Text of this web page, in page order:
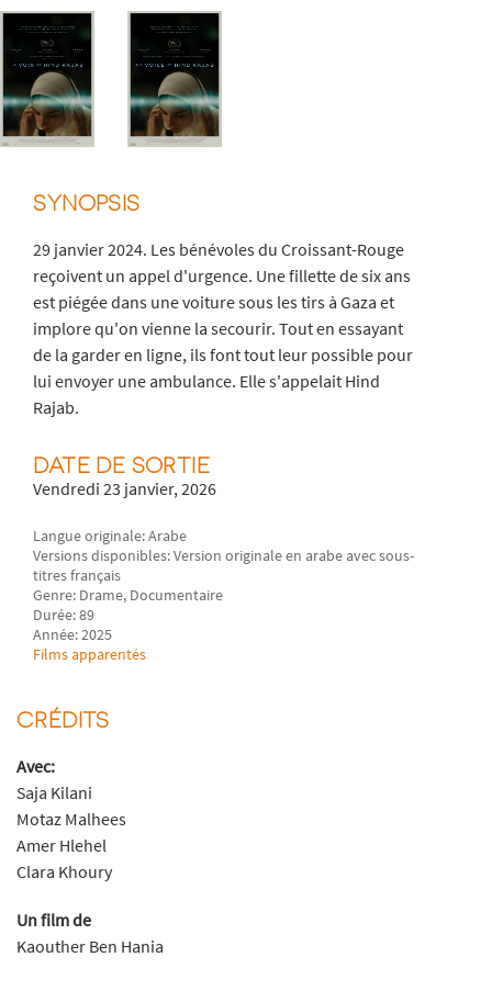
SYNOPSIS
29 janvier 2024. Les bénévoles du Croissant-Rouge
reçoivent un appel d'urgence. Une fillette de six ans
est piégée dans une voiture sous les tirs à Gaza et
implore qu'on vienne la secourir. Tout en essayant
de la garder en ligne, ils font tout leur possible pour
lui envoyer une ambulance. Elle s'appelait Hind
Rajab.
DATE DE SORTIE
Vendredi 23 janvier, 2026
Langue originale: Arabe
Versions disponibles: Version originale en arabe avec sous-
titres français
Genre: Drame, Documentaire
Durée: 89
Année: 2025
Films apparentés
CRÉDITS
Avec:
Saja Kilani
Motaz Malhees
Amer Hlehel
Clara Khoury
Un film de
Kaouther Ben Hania